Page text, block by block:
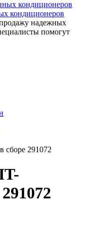
кондиционеров
надежных
помогут
291072